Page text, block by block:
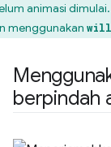
animasi
menggunakan
berpindah